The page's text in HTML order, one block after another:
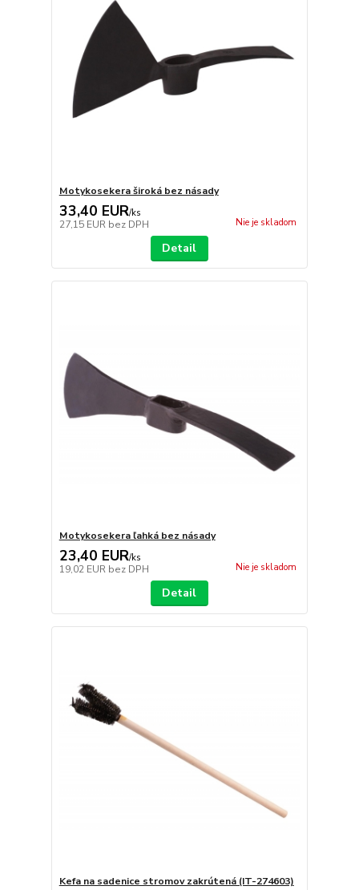
Motykosekera široká bez násady
33,40 EUR/ks
27,15 EUR bez DPH Nie je skladom
Detail
Motykosekera ľahká bez násady
23,40 EUR/ks
19,02 EUR bez DPH Nie je skladom
Detail
Kefa na sadenice stromov zakrútená (IT-274603)